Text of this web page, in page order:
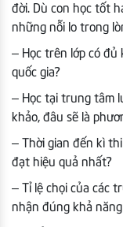
đời. Dù con học tốt
những nỗi lo trong
– Học trên lớp có
quốc gia?
– Học tại trung tâm
khảo, đâu sẽ là
– Thời gian đến kì
đạt hiệu quả nhất?
– Tỉ lệ chọi của các
nhận đúng khả